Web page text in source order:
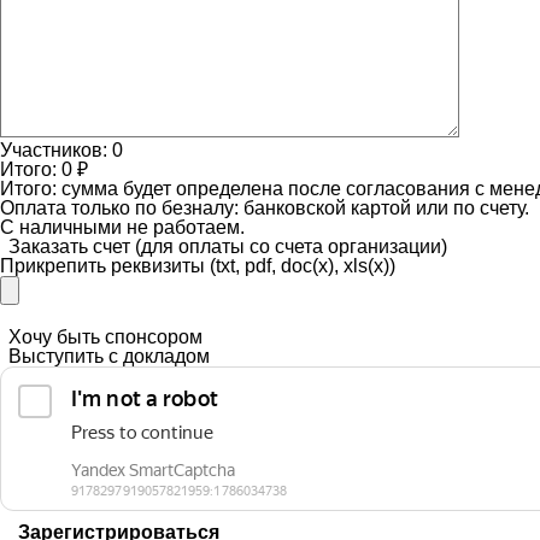
Участников: 0
Итого: 0 ₽
Итого: сумма будет определена после согласования с
Оплата только по безналу: банковской картой или по счету.
С наличными не работаем.
Заказать счет (для оплаты со счета организации)
Прикрепить реквизиты (txt, pdf, doc(x), xls(x))
Хочу быть спонсором
Выступить с докладом
Зарегистрироваться